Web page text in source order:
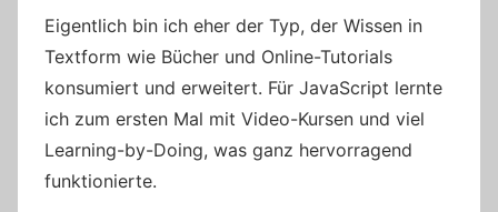
Eigentlich bin ich eher der Typ, der Wissen in
Textform wie Bücher und Online-Tutorials
konsumiert und erweitert. Für JavaScript lernte
ich zum ersten Mal mit Video-Kursen und viel
Learning-by-Doing, was ganz hervorragend
funktionierte.